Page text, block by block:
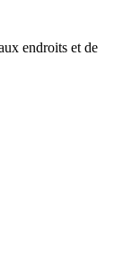
endroits et de